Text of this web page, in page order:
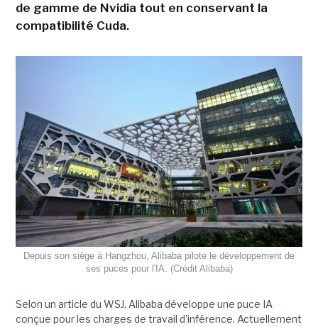
de gamme de Nvidia tout en conservant la
compatibilité Cuda.
Depuis son siège à Hangzhou, Alibaba pilote le développement de
ses puces pour l'IA. (Crédit Alibaba)
Selon un article du WSJ, Alibaba développe une puce IA
conçue pour les charges de travail d'inférence. Actuellement